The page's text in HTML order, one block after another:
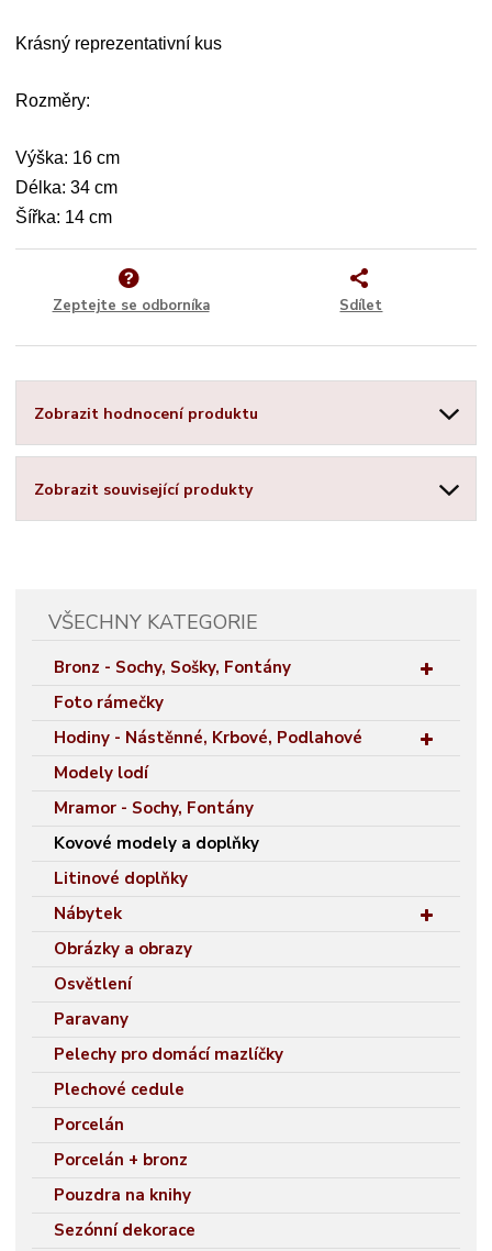
Krásný reprezentativní kus
Rozměry:
Výška: 16 cm
Délka: 34 cm
Šířka: 14 cm
Zeptejte se odborníka Sdílet
Zobrazit hodnocení produktu
Zobrazit související produkty
VŠECHNY KATEGORIE
Bronz - Sochy, Sošky, Fontány
Foto rámečky
Hodiny - Nástěnné, Krbové, Podlahové
Modely lodí
Mramor - Sochy, Fontány
Kovové modely a doplňky
Litinové doplňky
Nábytek
Obrázky a obrazy
Osvětlení
Paravany
Pelechy pro domácí mazlíčky
Plechové cedule
Porcelán
Porcelán + bronz
Pouzdra na knihy
Sezónní dekorace